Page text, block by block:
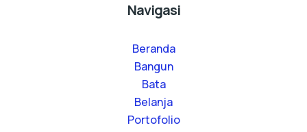
Navigasi
Beranda
Bangun
Bata
Belanja
Portofolio